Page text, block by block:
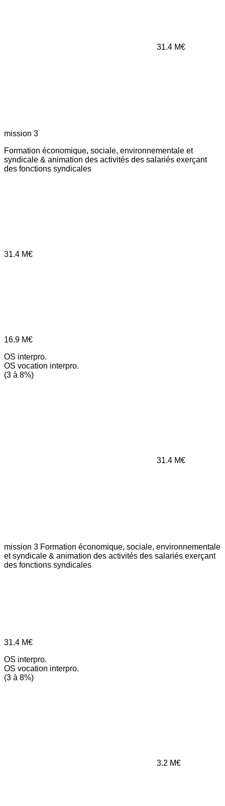
31.4 M€
mission 3
Formation économique, sociale, environnementale et
syndicale & animation des activités des salariés exerçant
des fonctions syndicales
31.4 M€
16.9 M€
OS interpro.
OS vocation interpro.
(3 à 8%)
31.4 M€
mission 3 Formation économique, sociale, environnementale
et syndicale & animation des activités des salariés exerçant
des fonctions syndicales
31.4 M€
OS interpro.
OS vocation interpro.
(3 à 8%)
3.2 M€